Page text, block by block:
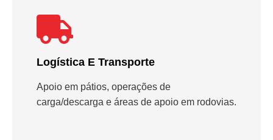
Logística E Transporte
Apoio em pátios, operações de
carga/descarga e áreas de apoio em rodovias.